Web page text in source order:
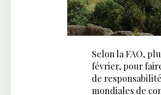
Selon la FAO,
février, pour
de
mondiales de